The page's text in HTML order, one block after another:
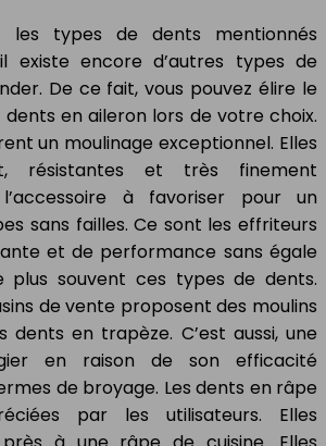
types de dents mentionnés
existe encore d’autres types de
De ce fait, vous pouvez élire le
en aileron lors de votre choix.
un moulinage exceptionnel. Elles
résistantes et très finement
l’accessoire à favoriser pour un
sans failles. Ce sont les effriteurs
et de performance sans égale
plus souvent ces types de dents.
de vente proposent des moulins
en trapèze. C’est aussi, une
en raison de son efficacité
de broyage. Les dents en râpe
par les utilisateurs. Elles